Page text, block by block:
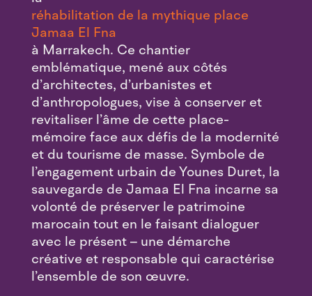
réhabilitation de la mythique place
Jamaa El Fna
à Marrakech. Ce chantier
emblématique, mené aux côtés
d’architectes, d’urbanistes et
d’anthropologues, vise à conserver et
revitaliser l’âme de cette place-
mémoire face aux défis de la modernité
et du tourisme de masse. Symbole de
l’engagement urbain de Younes Duret, la
sauvegarde de Jamaa El Fna incarne sa
volonté de préserver le patrimoine
marocain tout en le faisant dialoguer
avec le présent – une démarche
créative et responsable qui caractérise
l’ensemble de son œuvre.